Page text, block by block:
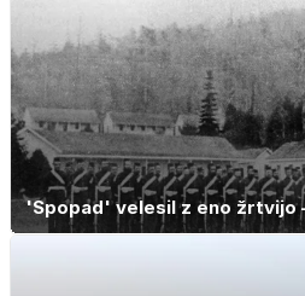
'Spopad' velesil z eno žrtvijo